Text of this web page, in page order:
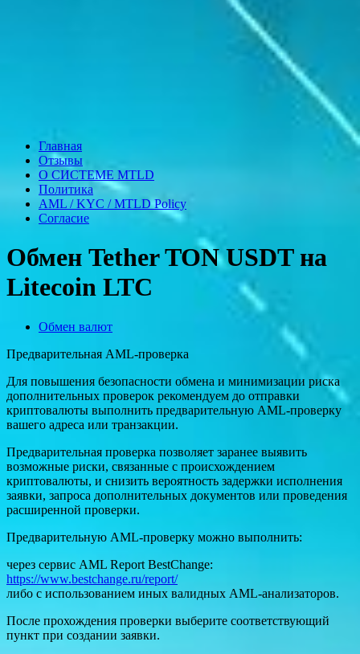
Главная
Отзывы
О СИСТЕМЕ MTLD
Политика
AML / KYC / MTLD Policy
Согласие
Обмен Tether TON USDT на
Litecoin LTC
Обмен валют
Предварительная AML-проверка
Для повышения безопасности обмена и минимизации риска
дополнительных проверок рекомендуем до отправки
криптовалюты выполнить предварительную AML-проверку
вашего адреса или транзакции.
Предварительная проверка позволяет заранее выявить
возможные риски, связанные с происхождением
криптовалюты, и снизить вероятность задержки исполнения
заявки, запроса дополнительных документов или проведения
расширенной проверки.
Предварительную AML-проверку можно выполнить:
через сервис AML Report BestChange:
https://www.bestchange.ru/report/
либо с использованием иных валидных AML-анализаторов.
После прохождения проверки выберите соответствующий
пункт при создании заявки.